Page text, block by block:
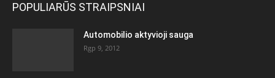
POPULIARŪS STRAIPSNIAI
Automobilio aktyvioji sauga
Rgp 9, 2012